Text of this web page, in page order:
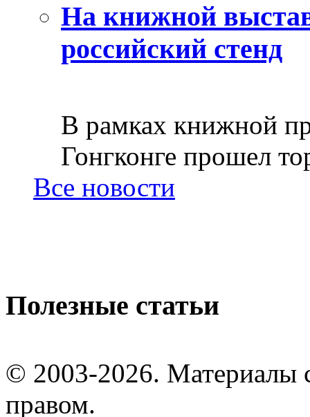
На книжной
российский стенд
В рамках книжной
Гонгконге прошел
Все новости
Полезные статьи
© 2003-2026. Материалы
правом.